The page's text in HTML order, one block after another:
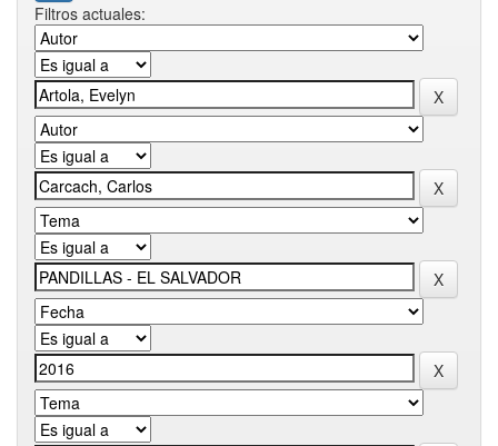
Filtros actuales: